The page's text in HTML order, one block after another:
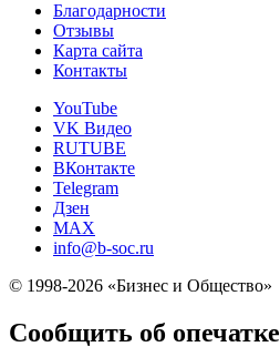
Благодарности
Отзывы
Карта сайта
Контакты
YouTube
VK Видео
RUTUBE
ВКонтакте
Telegram
Дзен
MAX
info@b-soc.ru
© 1998-2026 «Бизнес и Общество»
Сообщить об опечатке